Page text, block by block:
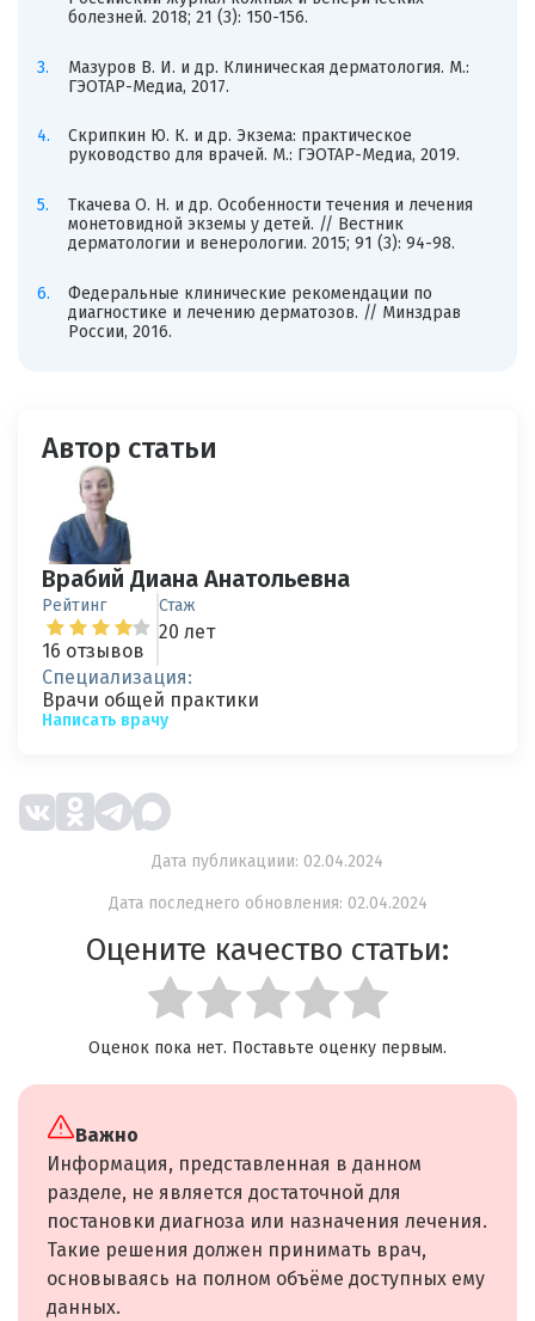
болезней. 2018; 21 (3): 150-156.
Мазуров В. И. и др. Клиническая дерматология. М.:
ГЭОТАР-Медиа, 2017.
Скрипкин Ю. К. и др. Экзема: практическое
руководство для врачей. М.: ГЭОТАР-Медиа, 2019.
Ткачева О. Н. и др. Особенности течения и лечения
монетовидной экземы у детей. // Вестник
дерматологии и венерологии. 2015; 91 (3): 94-98.
Федеральные клинические рекомендации по
диагностике и лечению дерматозов. // Минздрав
России, 2016.
Автор статьи
Врабий Диана Анатольевна
Рейтинг
16 отзывов
Стаж
20 лет
Специализация:
Врачи общей практики
Написать врачу
Дата публикациии: 02.04.2024
Дата последнего обновления: 02.04.2024
Оцените качество статьи:
Оценок пока нет. Поставьте оценку первым.
Важно
Информация, представленная в данном
разделе, не является достаточной для
постановки диагноза или назначения лечения.
Такие решения должен принимать врач,
основываясь на полном объёме доступных ему
данных.